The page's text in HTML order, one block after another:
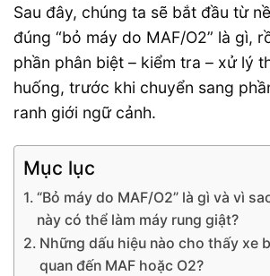
Sau đây, chúng ta sẽ bắt đầu từ
đúng “bỏ máy do MAF/O2” là gì,
phần phân biệt – kiểm tra – xử lý
huống, trước khi chuyển sang
ranh giới ngữ cảnh.
Mục lục
“Bỏ máy do MAF/O2” là gì và vì
này có thể làm máy rung giật?
Những dấu hiệu nào cho thấy xe
quan đến MAF hoặc O2?